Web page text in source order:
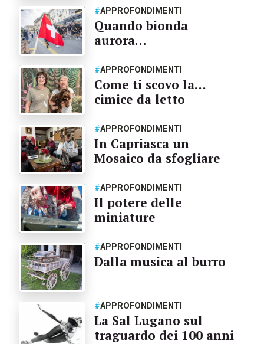
#APPROFONDIMENTI
Quando bionda
aurora…
#APPROFONDIMENTI
Come ti scovo la…
cimice da letto
#APPROFONDIMENTI
In Capriasca un
Mosaico da sfogliare
#APPROFONDIMENTI
Il potere delle
miniature
#APPROFONDIMENTI
Dalla musica al burro
#APPROFONDIMENTI
La Sal Lugano sul
traguardo dei 100 anni